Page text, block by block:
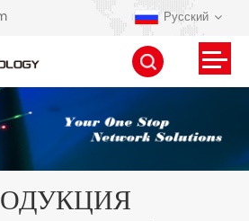
Русский